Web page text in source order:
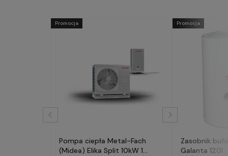
Pompa ciepła Metal-Fach
(Midea) Elika Split 10kW 1
Promocja
Zasobnik
Galanta 120l
Promocja